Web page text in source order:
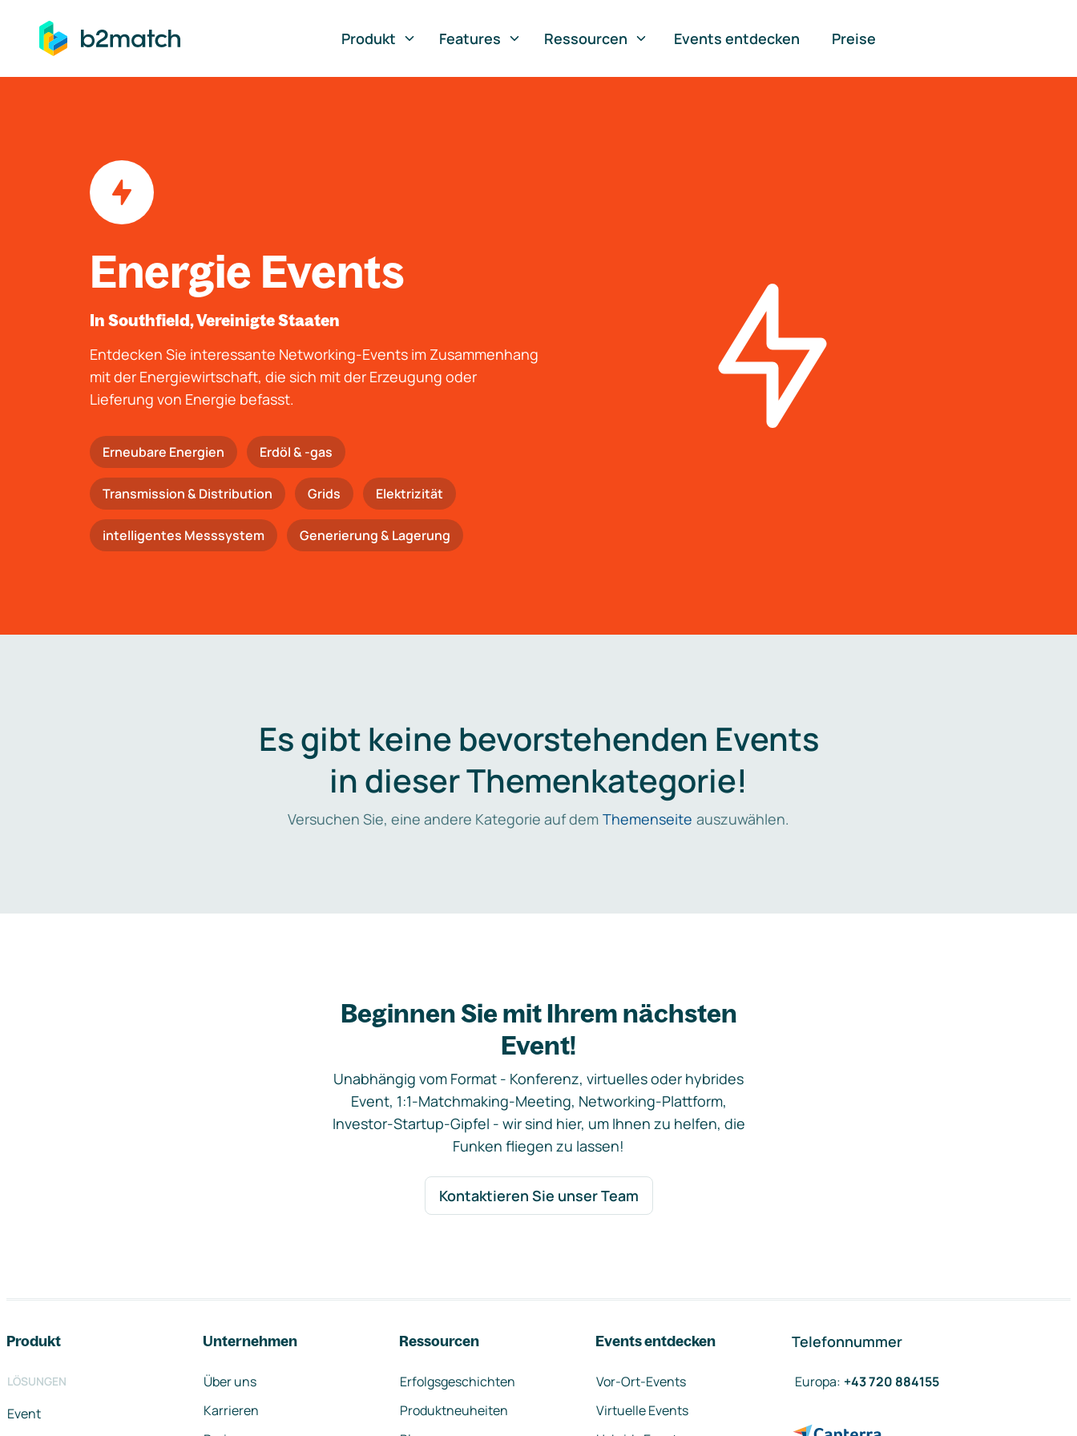
springen
Produkt
Features Ressourcen Events entdecken Preise
Energie Events
In Southfield, Vereinigte Staaten
Entdecken Sie interessante Networking-Events im Zusammenhang
mit der Energiewirtschaft, die sich mit der Erzeugung oder
Lieferung von Energie befasst.
Erneubare Energien Erdöl & -gas
Trans­mis­si­on & Distribution Grids Elektrizität
intelligentes Messsystem Generierung & Lagerung
Es gibt keine bevorstehenden Events
in dieser Themenkategorie!
Versuchen Sie, eine andere Kategorie auf dem Themenseite auszuwählen.
Beginnen Sie mit Ihrem nächsten
Event!
Unabhängig vom Format - Konferenz, virtuelles oder hybrides
Event, 1:1-Matchmaking-Meeting, Networking-Plattform,
Investor-Startup-Gipfel - wir sind hier, um Ihnen zu helfen, die
Funken fliegen zu lassen!
Kontaktieren Sie unser Team
Produkt
LÖSUNGEN
Event
Unternehmen
Über uns
Karrieren
Ressourcen
Erfolgsgeschichten
Produktneuheiten
Events entdecken
Vor-Ort-Events
Virtuelle Events
Telefonnummer
Europa: +43 720 884155